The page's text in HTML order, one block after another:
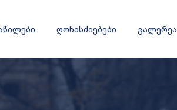
ღონისძიებები გალერეა